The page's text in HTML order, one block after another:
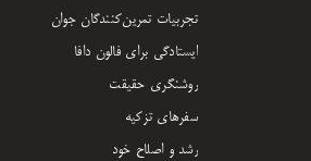
تجربیات تمرین‌کنندگان جوان
ایستادگی برای فالون دافا
روشنگری حقیقت
سفرهای تزکیه
رشد و اصلاح خود